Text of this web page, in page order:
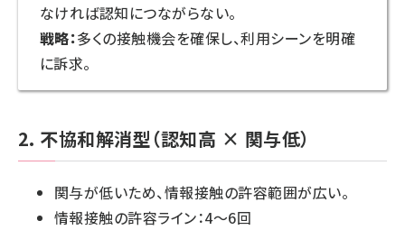
なければ認知につながらない。
戦略：多くの接触機会を確保し、利用シーンを明確
に訴求。
2. 不協和解消型（認知高 × 関与低）
関与が低いため、情報接触の許容範囲が広い。
情報接触の許容ライン：4～6回